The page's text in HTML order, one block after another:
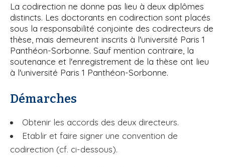
La codirection ne donne pas lieu à deux diplômes
distincts. Les doctorants en codirection sont placés
sous la responsabilité conjointe des codirecteurs de
thèse, mais demeurent inscrits à l'université Paris 1
Panthéon-Sorbonne. Sauf mention contraire, la
soutenance et l'enregistrement de la thèse ont lieu
à l'université Paris 1 Panthéon-Sorbonne.
Démarches
Obtenir les accords des deux directeurs.
Etablir et faire signer une convention de
codirection (cf. ci-dessous).